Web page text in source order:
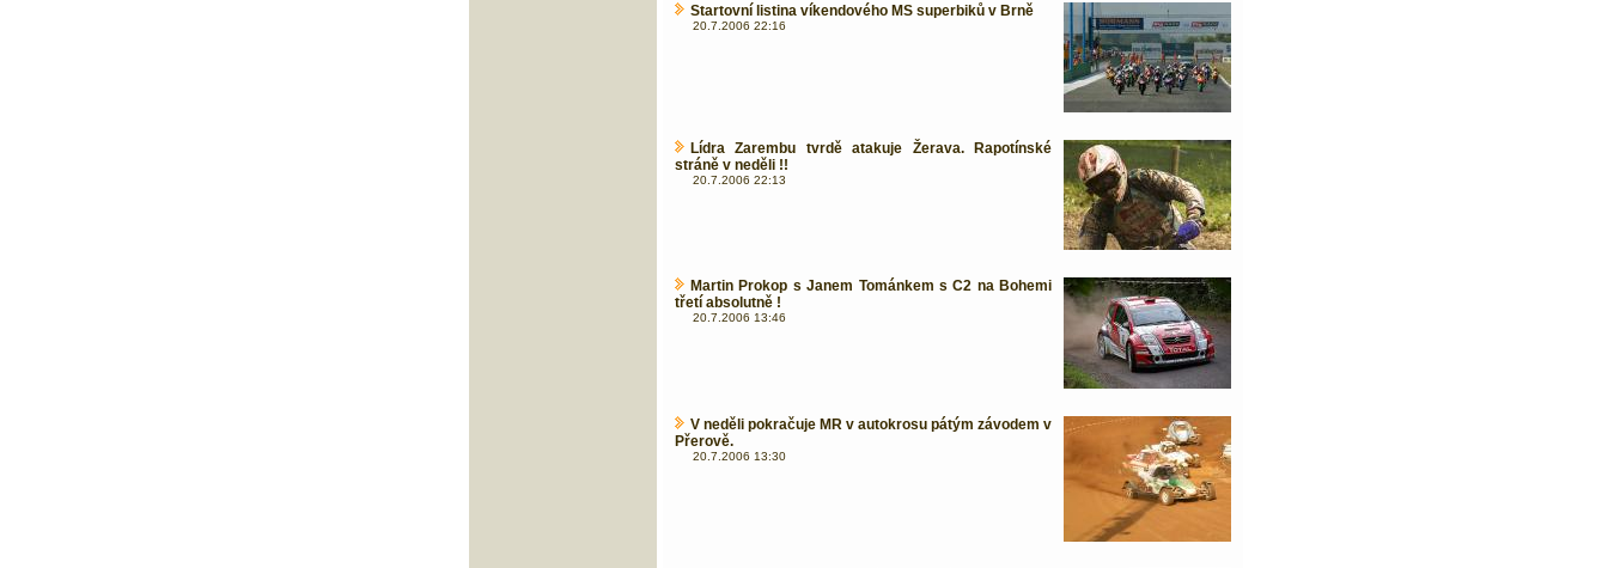
Startovní listina víkendového MS superbiků v Brně
20.7.2006 22:16
Lídra Zarembu tvrdě atakuje Žerava. Rapotínské
stráně v neděli !!
20.7.2006 22:13
Martin Prokop s Janem Tománkem s C2 na Bohemi
třetí absolutně !
20.7.2006 13:46
V neděli pokračuje MR v autokrosu pátým závodem v
Přerově.
20.7.2006 13:30